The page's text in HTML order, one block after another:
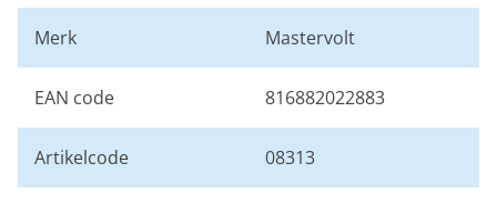
Merk Mastervolt
EAN code 816882022883
Artikelcode 08313